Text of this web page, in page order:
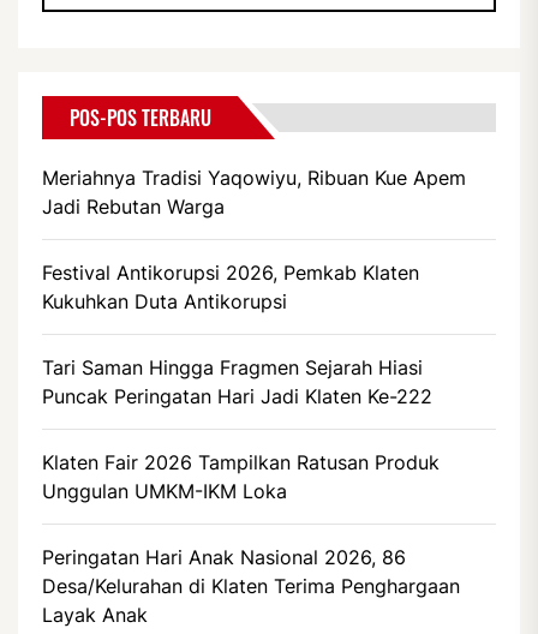
POS-POS TERBARU
Meriahnya Tradisi Yaqowiyu, Ribuan Kue Apem
Jadi Rebutan Warga
Festival Antikorupsi 2026, Pemkab Klaten
Kukuhkan Duta Antikorupsi
Tari Saman Hingga Fragmen Sejarah Hiasi
Puncak Peringatan Hari Jadi Klaten Ke-222
Klaten Fair 2026 Tampilkan Ratusan Produk
Unggulan UMKM-IKM Loka
Peringatan Hari Anak Nasional 2026, 86
Desa/Kelurahan di Klaten Terima Penghargaan
Layak Anak